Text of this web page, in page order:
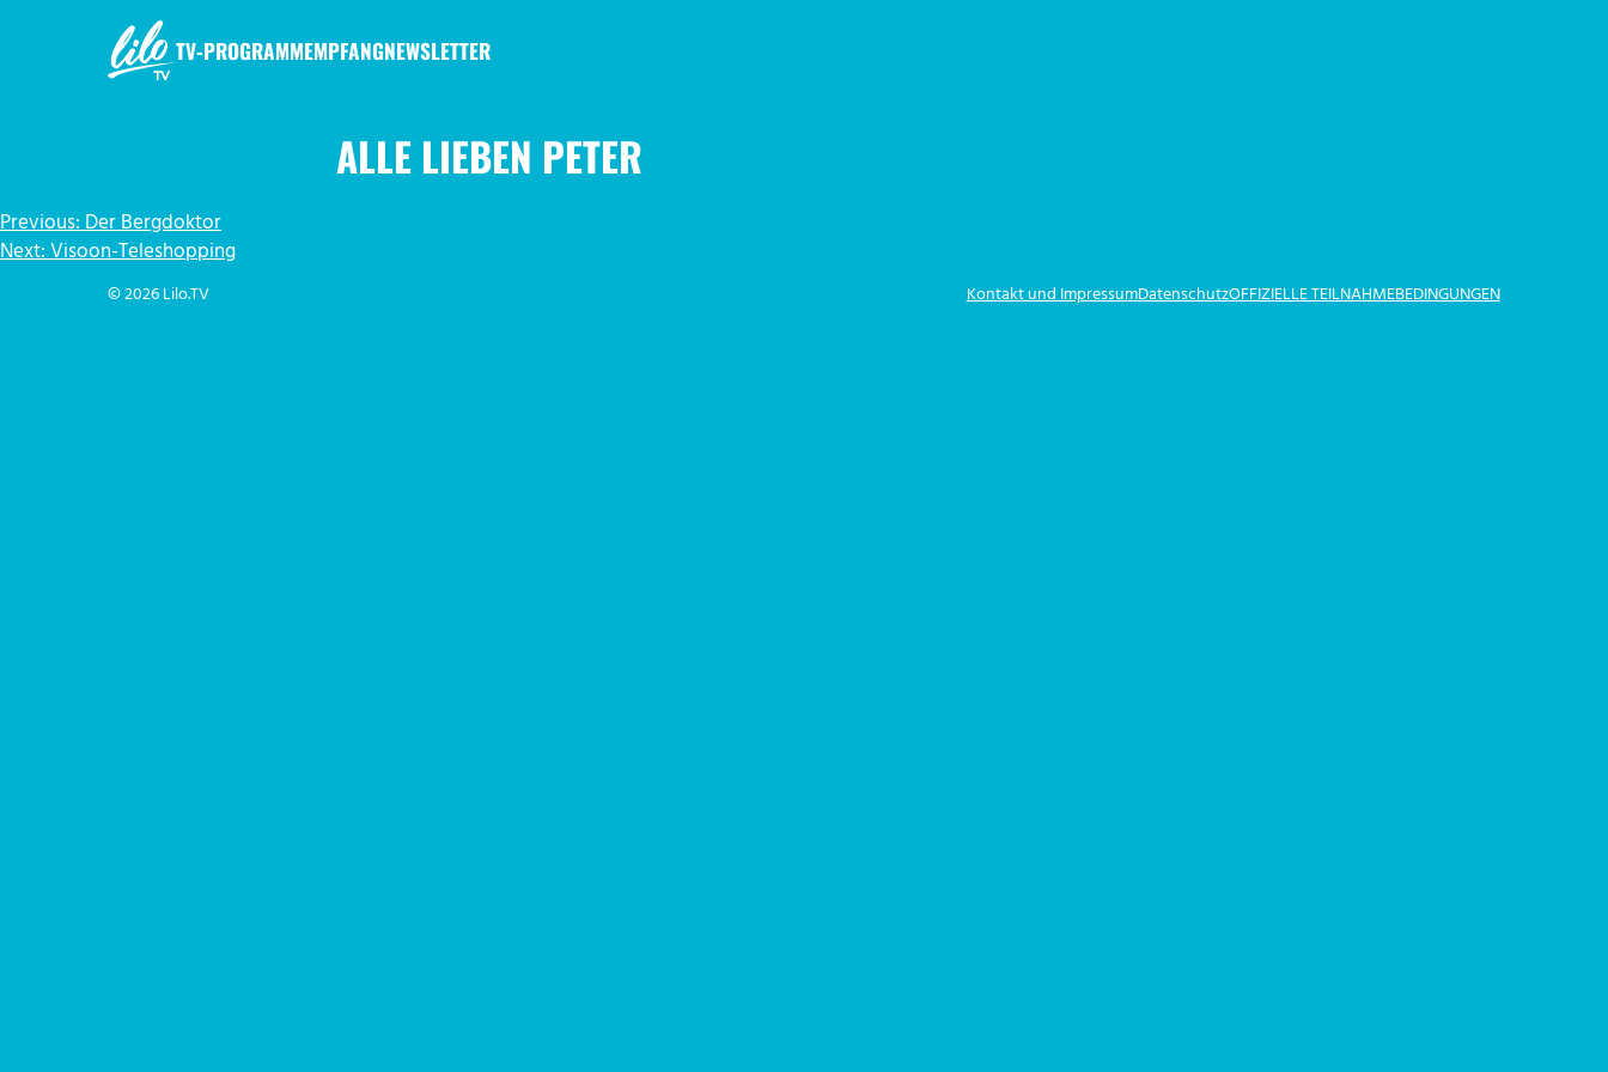
TV-PROGRAMMEMPFANGNEWSLETTER
ALLE LIEBEN PETER
BEITRAGSNAVIGATION
Previous:Der Bergdoktor
Next:Visoon-Teleshopping
© 2026 Lilo.TV Kontakt und ImpressumDatenschutzOFFIZIELLE TEILNAHMEBEDINGUNGEN